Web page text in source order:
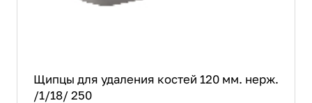
Щипцы для удаления костей 120 мм. нерж.
/1/18/ 250